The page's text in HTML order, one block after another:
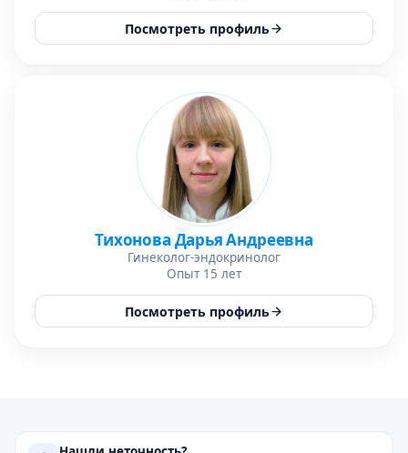
Посмотреть профиль
Тихонова Дарья Андреевна
Гинеколог-эндокринолог
Опыт 15 лет
Посмотреть профиль